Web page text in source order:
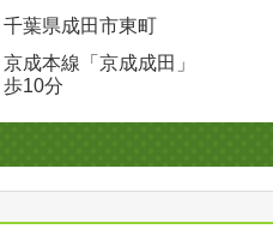
千葉県成田市東町
京成本線「京成成田」
歩10分